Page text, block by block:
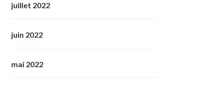
juillet 2022
juin 2022
mai 2022